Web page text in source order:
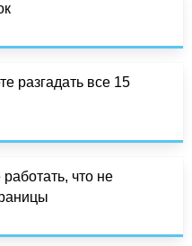
разгадать все 15
что не